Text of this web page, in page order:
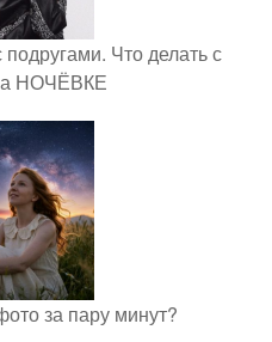
Что делать с
НОЧЁВКЕ
за пару минут?